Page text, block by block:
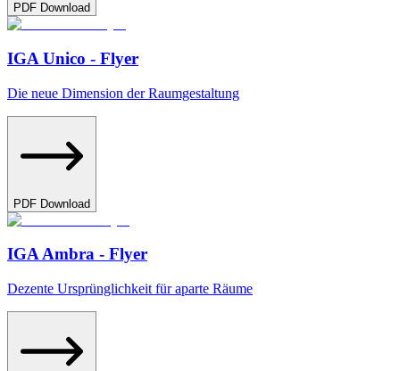
PDF Download
IGA Unico - Flyer
Die neue Dimension der Raumgestaltung
PDF Download
IGA Ambra - Flyer
Dezente Ursprünglichkeit für aparte Räume